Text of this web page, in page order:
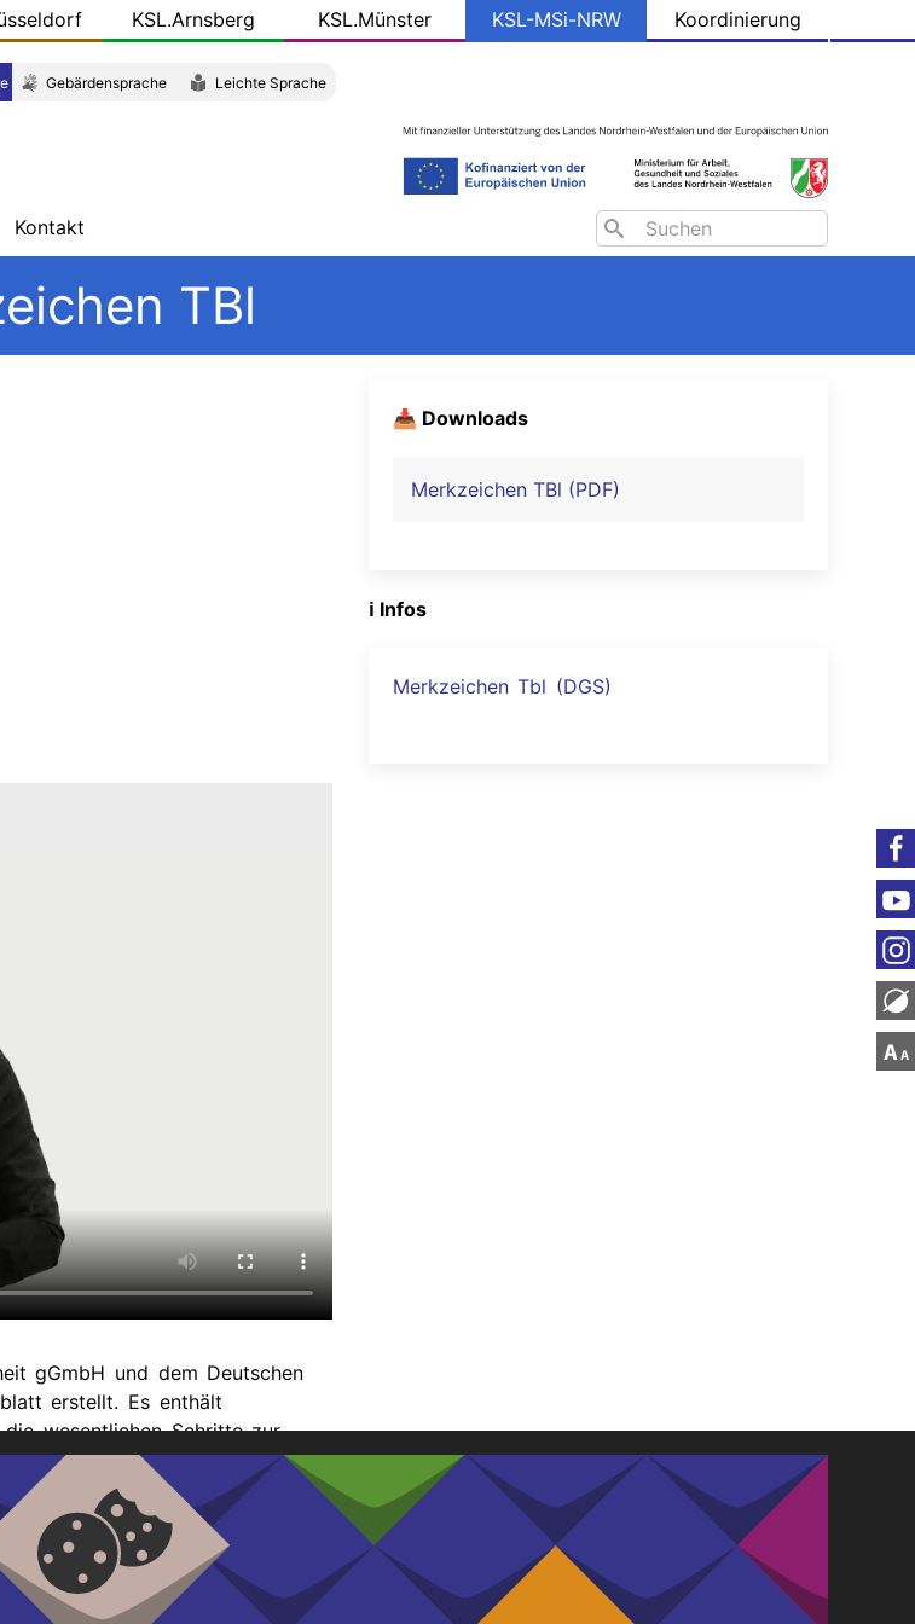
KSL.Arnsberg KSL.Münster KSL-MSi-NRW Koordinierung
Gebärdensprache Leichte Sprache
Search
Kontakt
Wegbeschreibung TBl
gGmbH und dem Deutschen
erstellt. Es enthält
wesentlichen Schritte zur
wurde ein neues
eingeführt.
taubblinder Menschen, im Sinne
getan. Mit der Einführung des
📥 Downloads
Merkzeichen TBl (PDF)
ℹ️ Infos
Merkzeichen Tbl (DGS)